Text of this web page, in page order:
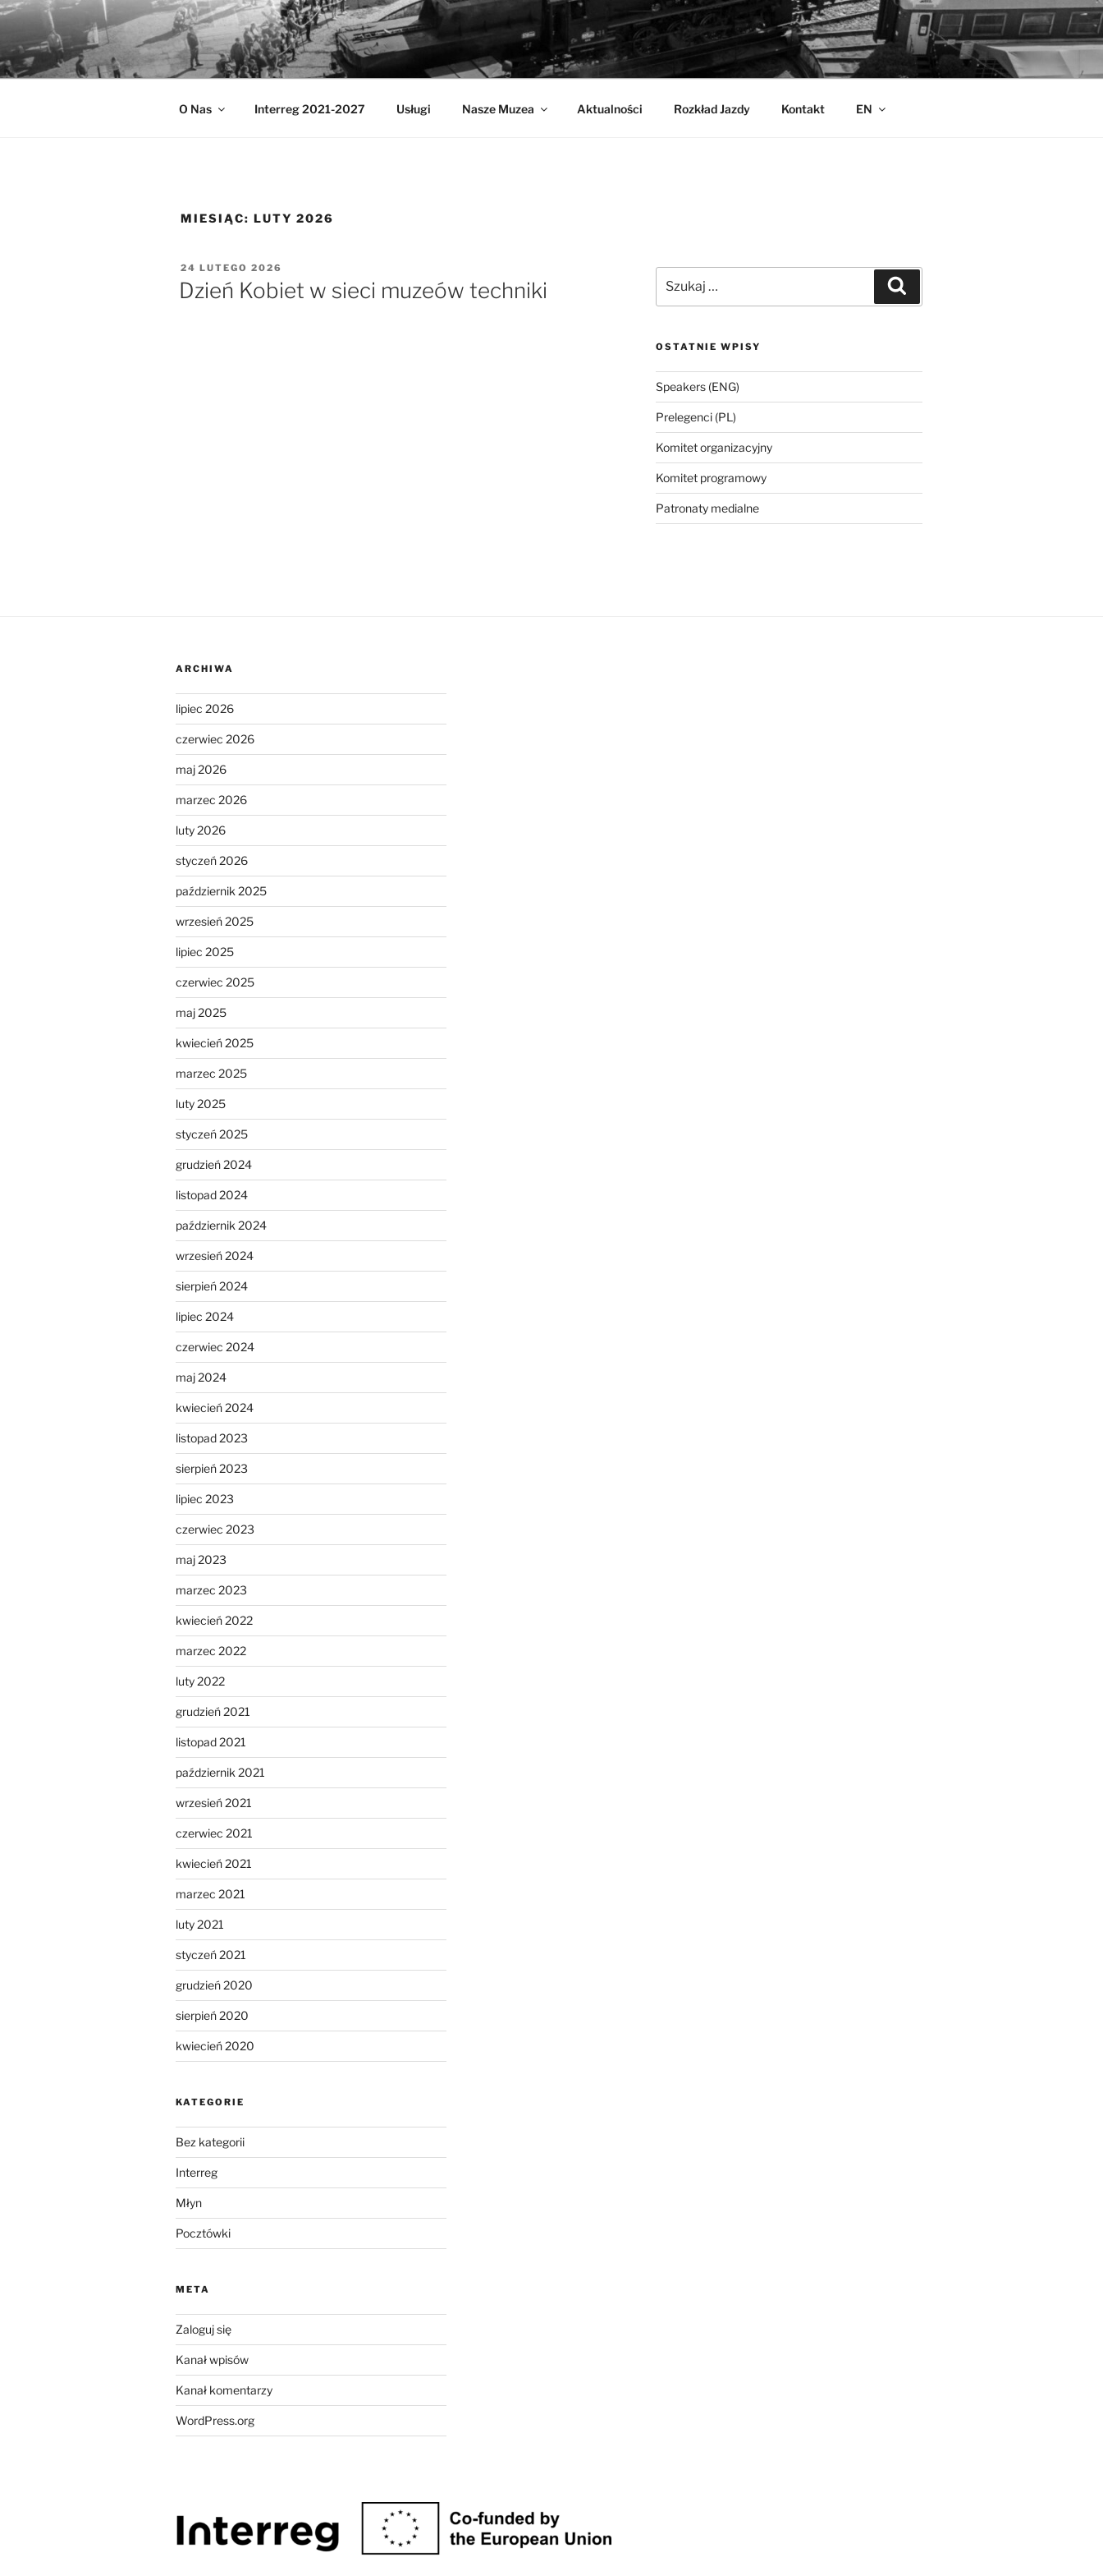
Przejdź
treści
MUZEA TECHNIKI
Ochrona zabytków techniki
O Nas Interreg 2021-2027 Usługi Nasze Muzea Aktualności Rozkład Jazdy Kontakt EN
MIESIĄC: LUTY 2026
OPUBLIKOWANE
W
24 LUTEGO 2026
Dzień Kobiet w sieci muzeów techniki
OSTATNIE WPISY
Speakers (ENG)
Prelegenci (PL)
Komitet organizacyjny
Komitet programowy
Patronaty medialne
ARCHIWA
lipiec 2026
czerwiec 2026
maj 2026
marzec 2026
luty 2026
styczeń 2026
październik 2025
wrzesień 2025
lipiec 2025
czerwiec 2025
maj 2025
kwiecień 2025
marzec 2025
luty 2025
styczeń 2025
grudzień 2024
listopad 2024
październik 2024
wrzesień 2024
sierpień 2024
lipiec 2024
czerwiec 2024
maj 2024
kwiecień 2024
listopad 2023
sierpień 2023
lipiec 2023
czerwiec 2023
maj 2023
marzec 2023
kwiecień 2022
marzec 2022
luty 2022
grudzień 2021
listopad 2021
październik 2021
wrzesień 2021
czerwiec 2021
kwiecień 2021
marzec 2021
luty 2021
styczeń 2021
grudzień 2020
sierpień 2020
kwiecień 2020
KATEGORIE
Bez kategorii
Interreg
Młyn
Pocztówki
META
Zaloguj się
Kanał wpisów
Kanał komentarzy
WordPress.org